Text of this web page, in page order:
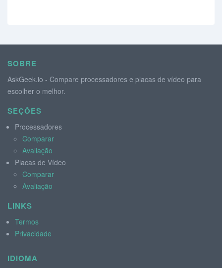
SOBRE
AskGeek.io - Compare processadores e placas de vídeo para
escolher o melhor.
SEÇÕES
Processadores
Comparar
Avaliação
Placas de Vídeo
Comparar
Avaliação
LINKS
Termos
Privacidade
IDIOMA